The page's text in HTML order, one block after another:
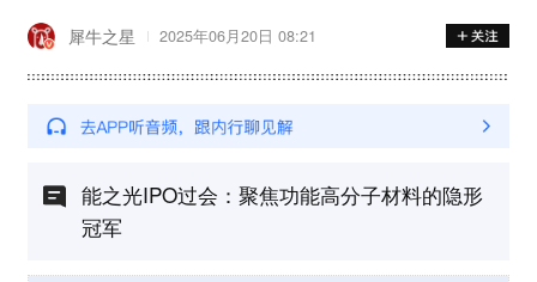
犀牛之星 2025年06月20日 08:21
能之光IPO过会：聚焦功能高分子材料的隐形
冠军